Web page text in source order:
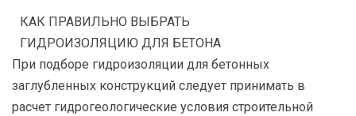
КАК ПРАВИЛЬНО ВЫБРАТЬ
ГИДРОИЗОЛЯЦИЮ ДЛЯ БЕТОНА
При подборе гидроизоляции для бетонных
заглубленных конструкций следует принимать в
расчет гидрогеологические условия строительной